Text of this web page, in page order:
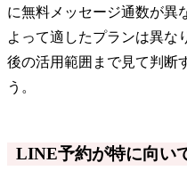
に無料メッセージ通数が異
よって適したプランは異な
後の活用範囲まで見て判断
う。
LINE予約が特に向い